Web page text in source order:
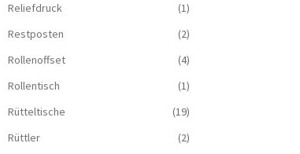
Reliefdruck
(1)
Restposten
(2)
Rollenoffset
(4)
Rollentisch
(1)
Rütteltische
(19)
Rüttler
(2)